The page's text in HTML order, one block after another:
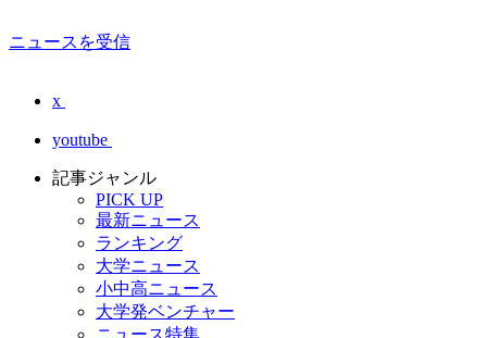
ニュースを受信
x
youtube
記事ジャンル
PICK UP
最新ニュース
ランキング
大学ニュース
小中高ニュース
大学発ベンチャー